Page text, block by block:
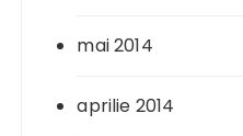
mai 2014
aprilie 2014